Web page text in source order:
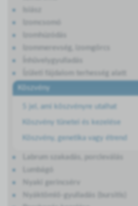
Köszvény
5 jel, ami köszvényre utalhat
Köszvény tünetei és kezelése
Köszvény, genetika vagy étrend